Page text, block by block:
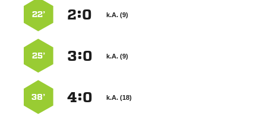
k.A. (9)
:
22’
k.A. (9)
:
25’
k.A. (18)
:
38’